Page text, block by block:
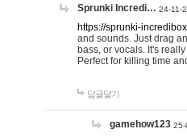
Sprunki Incredi… 24-11-
https://sprunki-
and sounds. Just drag
bass, or vocals. It's
Perfect for killing time
답글달기
gamehow123 25-